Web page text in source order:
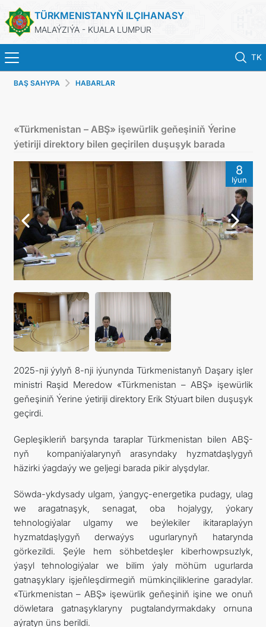
TÜRKMENISTANYŇ ILÇIHANASY
MALAÝZIÝA - KUALA LUMPUR
TK
BAŞ SAHYPA
TÜRKMENISTAN
KONSULLYK HYZMATLARY
DIM
INVEST TO TURKMENISTAN!
ARAGATNAŞYK
BAŞ SAHYPA HABARLAR
«Türkmenistan – ABŞ» işewürlik geňeşiniň Ýerine
ýetiriji direktory bilen geçirilen duşuşyk barada
8
Iýun
2025-nji ýylyň 8-nji iýunynda Türkmenistanyň Daşary işler
ministri Raşid Meredow «Türkmenistan – ABŞ» işewürlik
geňeşiniň Ýerine ýetiriji direktory Erik Stýuart bilen duşuşyk
geçirdi.
Gepleşikleriň barşynda taraplar Türkmenistan bilen ABŞ-
nyň kompaniýalarynyň arasyndaky hyzmatdaşlygyň
häzirki ýagdaýy we geljegi barada pikir alyşdylar.
Söwda-ykdysady ulgam, ýangyç-energetika pudagy, ulag
we aragatnaşyk, senagat, oba hojalygy, ýokary
tehnologiýalar ulgamy we beýlekiler ikitaraplaýyn
hyzmatdaşlygyň derwaýys ugurlarynyň hatarynda
görkezildi. Şeýle hem söhbetdeşler kiberhowpsuzlyk,
ýaşyl tehnologiýalar we bilim ýaly möhüm ugurlarda
gatnaşyklary işjeňleşdirmegiň mümkinçiliklerine garadylar.
«Türkmenistan – ABŞ» işewürlik geňeşiniň işine we onuň
döwletara gatnaşyklaryny pugtalandyrmakdaky ornuna
aýratyn üns berildi.